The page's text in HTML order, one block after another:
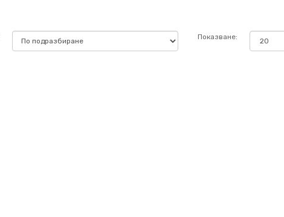
Показване: